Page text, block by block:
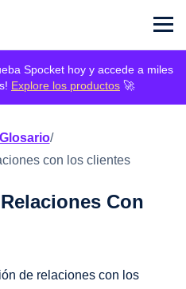
Spocket hoy y accede a miles
Explore los productos 🚀
/
con los clientes
Con
de relaciones con los